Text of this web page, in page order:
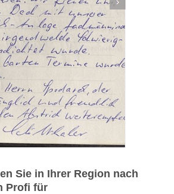
Sie in Ihrer Region nach
Profi für